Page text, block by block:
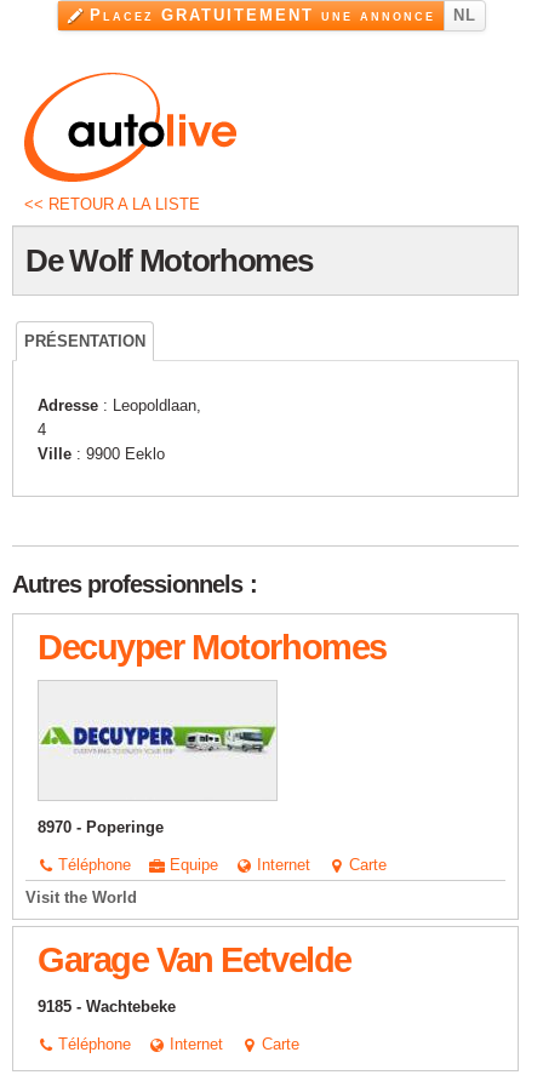
Aller au
contenu
principal
Placez GRATUITEMENT une annonce NL
<< RETOUR A LA LISTE
De Wolf Motorhomes
PRÉSENTATION
Adresse : Leopoldlaan,
4
Ville : 9900 Eeklo
Autres professionnels :
Decuyper Motorhomes
8970 - Poperinge
Téléphone Equipe Internet
Carte
Visit the World
Garage Van Eetvelde
9185 - Wachtebeke
Téléphone Internet Carte